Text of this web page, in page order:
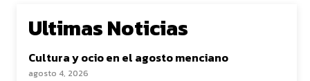
Ultimas Noticias
Cultura y ocio en el agosto menciano
agosto 4, 2026